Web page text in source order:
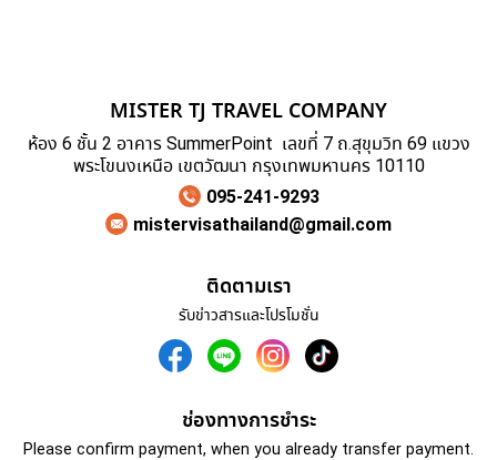
MISTER TJ TRAVEL COMPANY
ห้อง 6 ชั้น 2 อาคาร SummerPoint เลขที่ 7 ถ.สุขุมวิท 69 แขวง
พระโขนงเหนือ เขตวัฒนา กรุงเทพมหานคร 10110
095-241-9293
mistervisathailand@gmail.com
ติดตามเรา
รับข่าวสารและโปรโมชั่น
ช่องทางการชำระ
Please confirm payment, when you already transfer payment.